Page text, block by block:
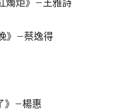
燭炬》–王雅詩
》–蔡逸得
》–楊惠